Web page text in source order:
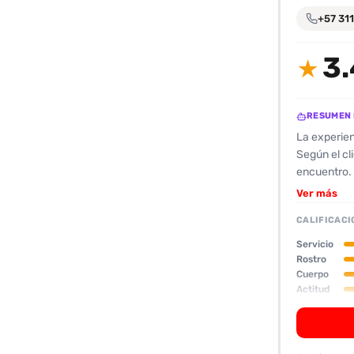
+57
★
RESUMEN
La
Según el
encuentro.
cliente
otras
cliente se
si ya había
ofreció
con
cliente no
Ver más
Servicio
Rostro
Cuerpo
Actitud